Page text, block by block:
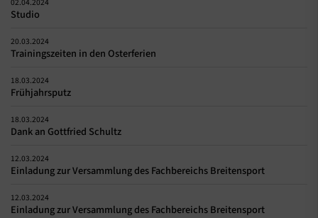
Studio
20.03.2024
Trainingszeiten in den Osterferien
18.03.2024
Frühjahrsputz
18.03.2024
Dank an Gottfried Schultz
12.03.2024
Einladung zur Versammlung des Fachbereichs Breitensport
12.03.2024
Einladung zur Versammlung des Fachbereichs Breitensport